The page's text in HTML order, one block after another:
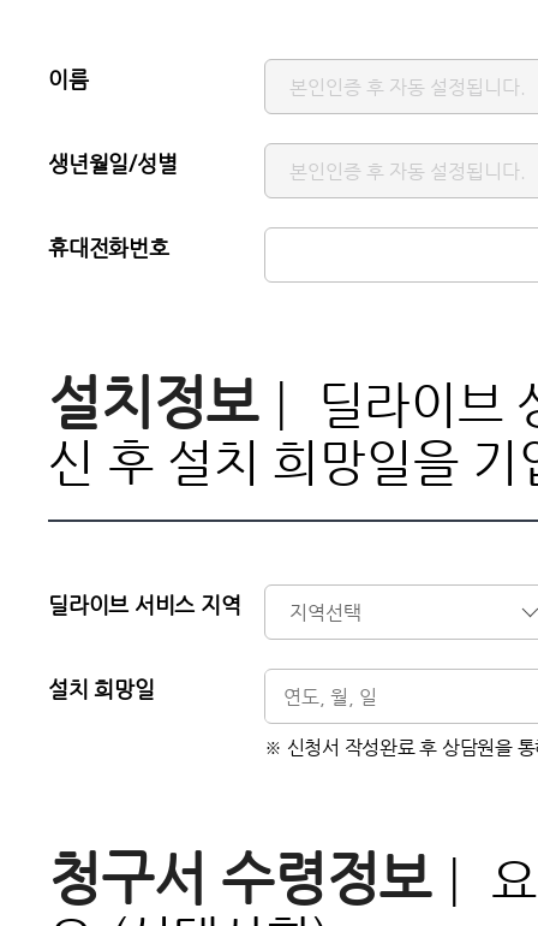
이름
생년월일/성별
휴대전화번호
설치정보┃ 딜라이브
신 후 설치 희망일을
딜라이브 서비스 지역
설치 희망일
※ 신청서 작성완료 후 상담원을
청구서 수령정보┃ 요